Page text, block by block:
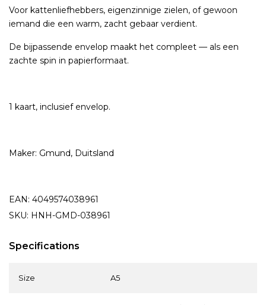
Voor kattenliefhebbers, eigenzinnige zielen, of gewoon
iemand die een warm, zacht gebaar verdient.
De bijpassende envelop maakt het compleet — als een
zachte spin in papierformaat.
1 kaart, inclusief envelop.
Maker: Gmund, Duitsland
EAN: 4049574038961
SKU: HNH-GMD-038961
Specifications
Size A5